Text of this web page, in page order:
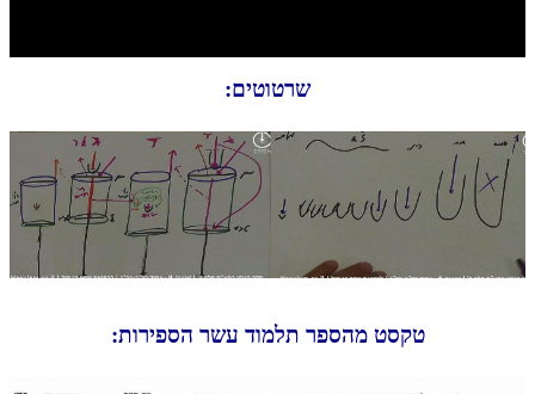
חלק יג
חלק יד
חלק טו
חלק ט"ז
שרטוטים:
טקסט מהספר תלמוד עשר הספירות: